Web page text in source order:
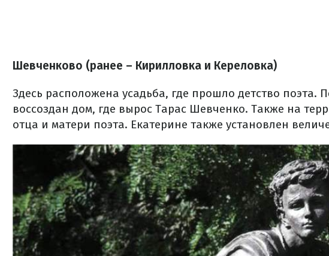
Шевченково (ранее – Кирилловка и Кереловка)
Здесь расположена усадьба, где прошло детство поэта.
воссоздан дом, где вырос Тарас Шевченко. Также на
отца и матери поэта. Екатерине также установлен